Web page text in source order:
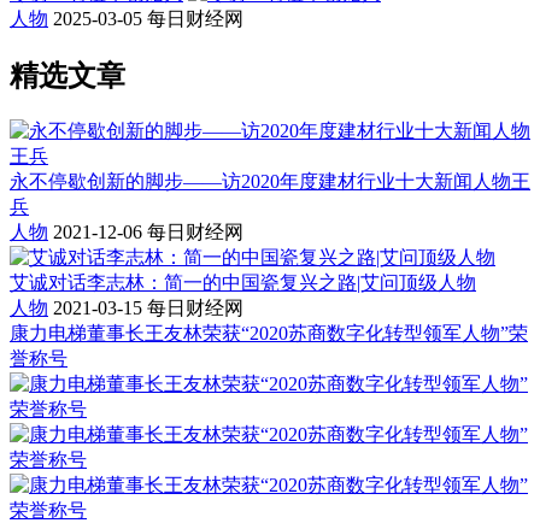
人物 2025-03-05 每日财经网
精选文章
永不停歇创新的脚步——访2020年度建材行业十大新闻人物王
兵
人物 2021-12-06 每日财经网
艾诚对话李志林：简一的中国瓷复兴之路|艾问顶级人物
人物 2021-03-15 每日财经网
康力电梯董事长王友林荣获“2020苏商数字化转型领军人物”荣
誉称号